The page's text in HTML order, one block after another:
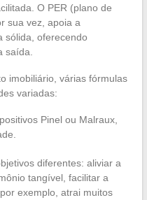
O PER (plano de
sua vez, apoia a
sólida, oferecendo
saída.
imobiliário, várias fórmulas
variadas:
Pinel ou Malraux,
diferentes: aliviar a
tangível, facilitar a
exemplo, atrai muitos